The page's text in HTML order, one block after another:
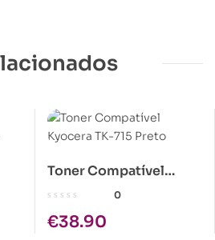
Toner Compatível
Kyocera TK-715 Preto
0
€38.90